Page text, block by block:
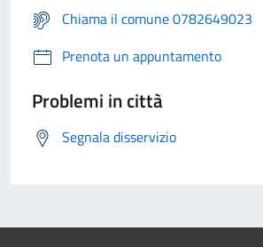
Chiama il comune 0782649023
Prenota un appuntamento
Problemi in città
Segnala disservizio